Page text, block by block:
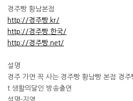
경주빵 황남본점
http://경주빵.kr/
http://경주빵.한국/
http://경주빵.net/
설명
경주 가면 꼭 사는 경주빵 황남빵 본점 경
t 생활의달인 방송출연
설명-지역